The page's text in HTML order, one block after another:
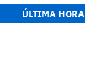
ÚLTIMA HORA